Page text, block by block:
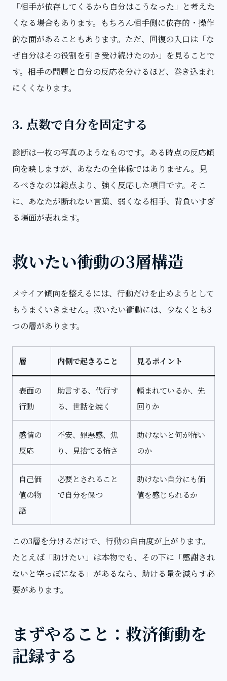
「相手が依存してくるから自分はこうなった」と考えた
くなる場合もあります。もちろん相手側に依存的・操作
的な面があることもあります。ただ、回復の入口は「な
ぜ自分はその役割を引き受け続けたのか」を見ることで
す。相手の問題と自分の反応を分けるほど、巻き込まれ
にくくなります。
3. 点数で自分を固定する
診断は一枚の写真のようなものです。ある時点の反応傾
向を映しますが、あなたの全体像ではありません。見
るべきなのは総点より、強く反応した項目です。そこ
に、あなたが断れない言葉、弱くなる相手、背負いすぎ
る場面が表れます。
救いたい衝動の3層構造
メサイア傾向を整えるには、行動だけを止めようとして
もうまくいきません。救いたい衝動には、少なくとも3
つの層があります。
層 内側で起きること 見るポイント
表面の
行動
助言する、代行す
る、世話を焼く
頼まれているか、先
回りか
感情の
反応
不安、罪悪感、焦
り、見捨てる怖さ
助けないと何が怖い
のか
自己価
値の物
語
必要とされること
で自分を保つ
助けない自分にも価
値を感じられるか
この3層を分けるだけで、行動の自由度が上がります。
たとえば「助けたい」は本物でも、その下に「感謝され
ないと空っぽになる」があるなら、助ける量を減らす必
要があります。
まずやること：救済衝動を
記録する